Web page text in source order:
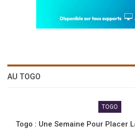
AU TOGO
TOGO
Togo : Une Semaine Pour Placer